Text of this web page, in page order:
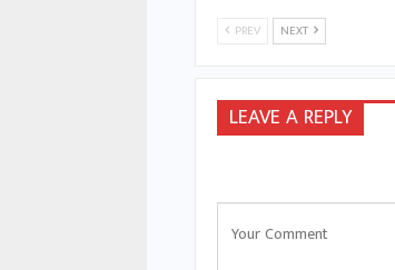
PREV NEXT
LEAVE A REPLY